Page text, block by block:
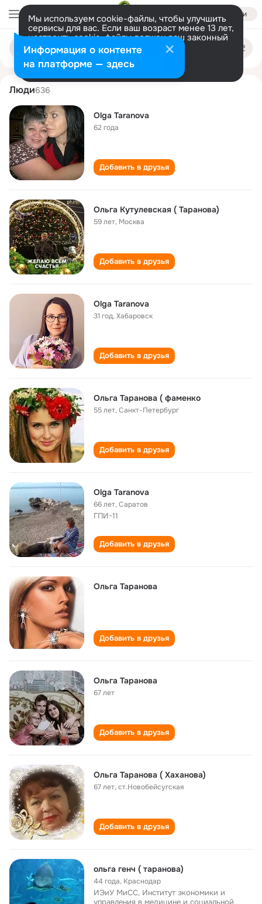
Войти
Мы используем cookie-файлы, чтобы улучшить
сервисы для вас. Если ваш возраст менее 13 лет,
настроить cookie-файлы должен ваш законный
представитель. Больше информации
Разрешить все Настроить
Поиск
людям
olga taranova
Люди636
Olga Taranova
62 года
Добавить в друзья
Ольга Кутулевская ( Таранова)
59 лет, Москва
Добавить в друзья
Olga Taranova
31 год,Хабаровск
Добавить в друзья
Ольга Таранова ( фаменко
55 лет,Санкт-Петербург
Добавить в друзья
Olga Taranova
66 лет,Саратов
ГПИ-11
Добавить в друзья
Ольга Таранова
Добавить в друзья
Ольга Таранова
67 лет
Добавить в друзья
Ольга Таранова ( Хаханова)
67 лет,ст.Новобейсугская
Добавить в друзья
ольга генч ( таранова)
44 года, Краснодар
ИЭиУ МиСС, Институт экономики и
управления в медицине и социальной
Информация о контенте
на платформе — здесь